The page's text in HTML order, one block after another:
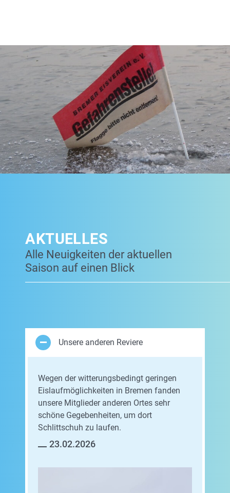
AKTUELLES
Alle Neuigkeiten der aktuellen
Saison auf einen Blick
Unsere anderen Reviere
Wegen der witterungsbedingt geringen
Eislaufmöglichkeiten in Bremen fanden
unsere Mitglieder anderen Ortes sehr
schöne Gegebenheiten, um dort
Schlittschuh zu laufen.
23.02.2026